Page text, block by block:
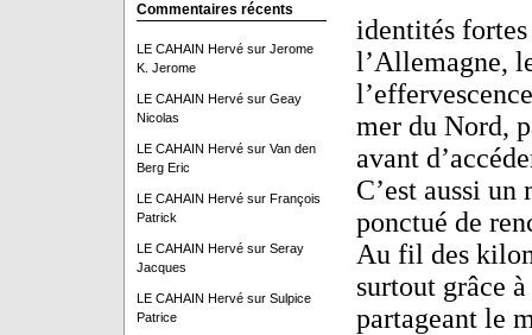
Commentaires récents
LE CAHAIN Hervésur Jerome
K. Jerome
LE CAHAIN Hervésur Geay
Nicolas
LE CAHAIN Hervésur Van den
Berg Eric
LE CAHAIN Hervésur François
Patrick
LE CAHAIN Hervésur Seray
Jacques
LE CAHAIN Hervésur Sulpice
Patrice
identités
l’Allemagne,
mer du Nord,
avant
C’est aussi
ponctué de
Au fil des
surtout grâce
partageant le